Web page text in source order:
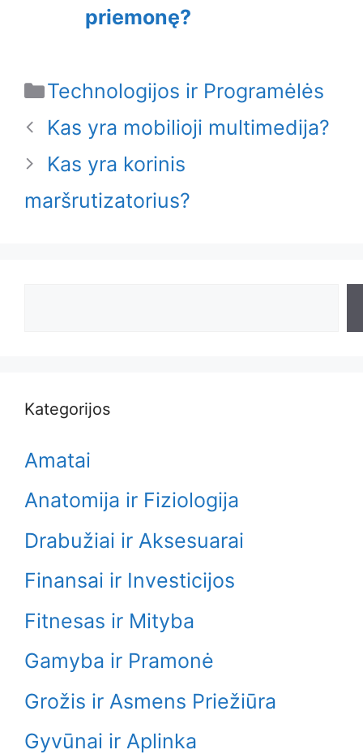
priemonę?
Categories
Technologijos ir Programėlės
Kas yra mobilioji multimedija?
Kas yra korinis
maršrutizatorius?
Kategorijos
Amatai
Anatomija ir Fiziologija
Drabužiai ir Aksesuarai
Finansai ir Investicijos
Fitnesas ir Mityba
Gamyba ir Pramonė
Grožis ir Asmens Priežiūra
Gyvūnai ir Aplinka